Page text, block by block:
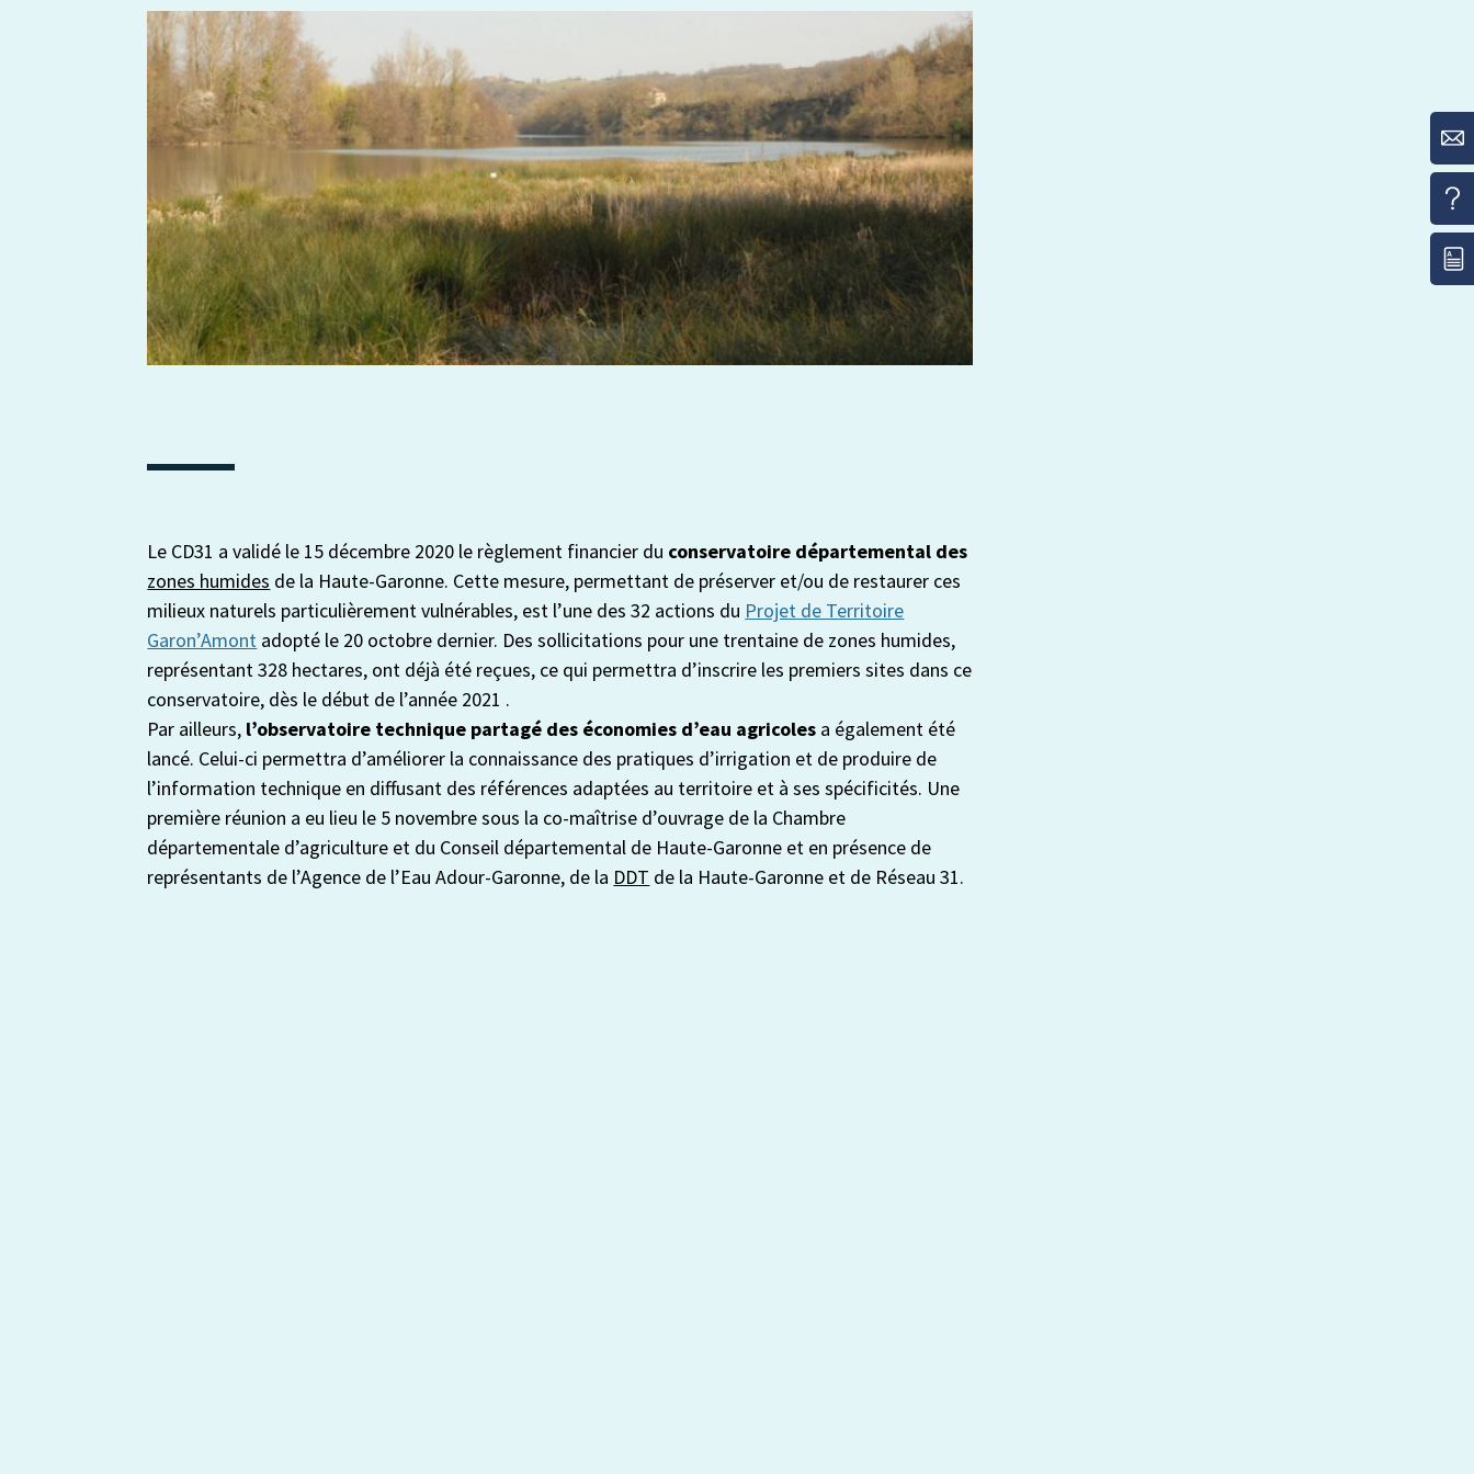
Le CD31 a validé le 15 décembre 2020 le règlement financier du conservatoire départemental des
zones humides de la Haute-Garonne. Cette mesure, permettant de préserver et/ou de restaurer ces
milieux naturels particulièrement vulnérables, est l’une des 32 actions du Projet de Territoire
Garon’Amont adopté le 20 octobre dernier. Des sollicitations pour une trentaine de zones humides,
représentant 328 hectares, ont déjà été reçues, ce qui permettra d’inscrire les premiers sites dans ce
conservatoire, dès le début de l’année 2021 .
Par ailleurs, l’observatoire technique partagé des économies d’eau agricoles a également été
lancé. Celui-ci permettra d’améliorer la connaissance des pratiques d’irrigation et de produire de
l’information technique en diffusant des références adaptées au territoire et à ses spécificités. Une
première réunion a eu lieu le 5 novembre sous la co-maîtrise d’ouvrage de la Chambre
départementale d’agriculture et du Conseil départemental de Haute-Garonne et en présence de
représentants de l’Agence de l’Eau Adour-Garonne, de la DDT de la Haute-Garonne et de Réseau 31.